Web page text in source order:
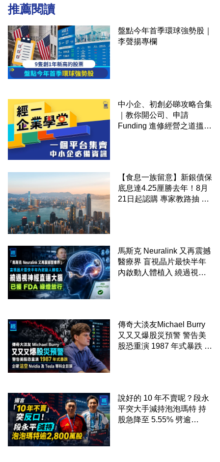
推薦閱讀
盤點今年首季環球強勢股｜
李聲揚專欄
中小企、初創必睇攻略合集
｜教你開公司、申請
Funding 進修經營之道搵大
【食息一族留意】新銀債保
底息達4.25厘勝去年！8月
21日起認購 專家教路抽 20
馬斯克 Neuralink 又再震撼
醫療界 盲視晶片最快半年
內啟動人體植入 繞過視神
傳奇大淡友Michael Burry
又又又爆股災預警 警告美
股恐重演 1987 年式暴跌 企
說好的 10 年不賣呢？段永
平突大手減持泡泡瑪特 持
股急降至 5.55% 劈逾